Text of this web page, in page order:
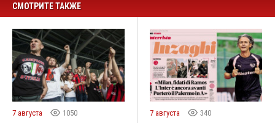
СМОТРИТЕ ТАКЖЕ
7 августа 1050 7 августа 340